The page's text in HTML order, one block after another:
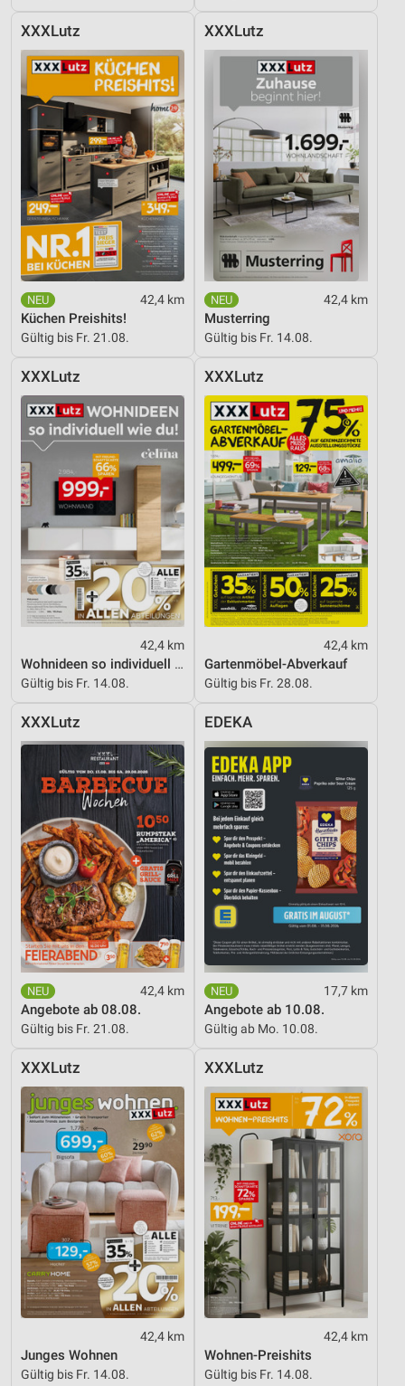
XXXLutz
42,4 km
Küchen Preishits!
Gültig bis Fr. 21.08.
XXXLutz
42,4 km
Musterring
Gültig bis Fr. 14.08.
XXXLutz
42,4 km
Wohnideen so individuell wie du!
Gültig bis Fr. 14.08.
XXXLutz
42,4 km
Gartenmöbel-Abverkauf
Gültig bis Fr. 28.08.
XXXLutz
42,4 km
Angebote ab 08.08.
Gültig bis Fr. 21.08.
EDEKA
17,7 km
Angebote ab 10.08.
Gültig ab Mo. 10.08.
XXXLutz
42,4 km
Junges Wohnen
Gültig bis Fr. 14.08.
XXXLutz
42,4 km
Wohnen-Preishits
Gültig bis Fr. 14.08.
Funktional
Werbung